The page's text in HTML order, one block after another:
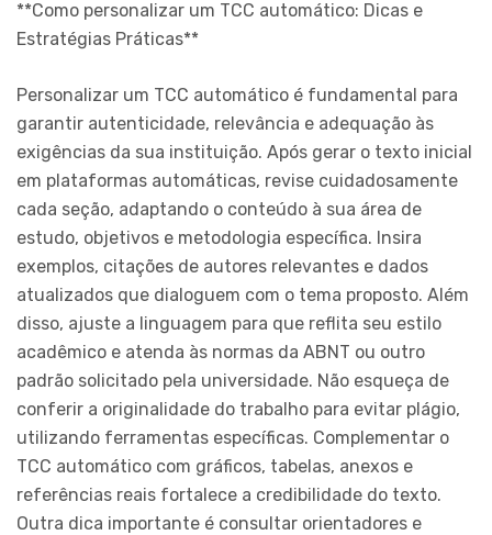
**Como personalizar um TCC automático: Dicas e
Estratégias Práticas**
Personalizar um TCC automático é fundamental para
garantir autenticidade, relevância e adequação às
exigências da sua instituição. Após gerar o texto inicial
em plataformas automáticas, revise cuidadosamente
cada seção, adaptando o conteúdo à sua área de
estudo, objetivos e metodologia específica. Insira
exemplos, citações de autores relevantes e dados
atualizados que dialoguem com o tema proposto. Além
disso, ajuste a linguagem para que reflita seu estilo
acadêmico e atenda às normas da ABNT ou outro
padrão solicitado pela universidade. Não esqueça de
conferir a originalidade do trabalho para evitar plágio,
utilizando ferramentas específicas. Complementar o
TCC automático com gráficos, tabelas, anexos e
referências reais fortalece a credibilidade do texto.
Outra dica importante é consultar orientadores e